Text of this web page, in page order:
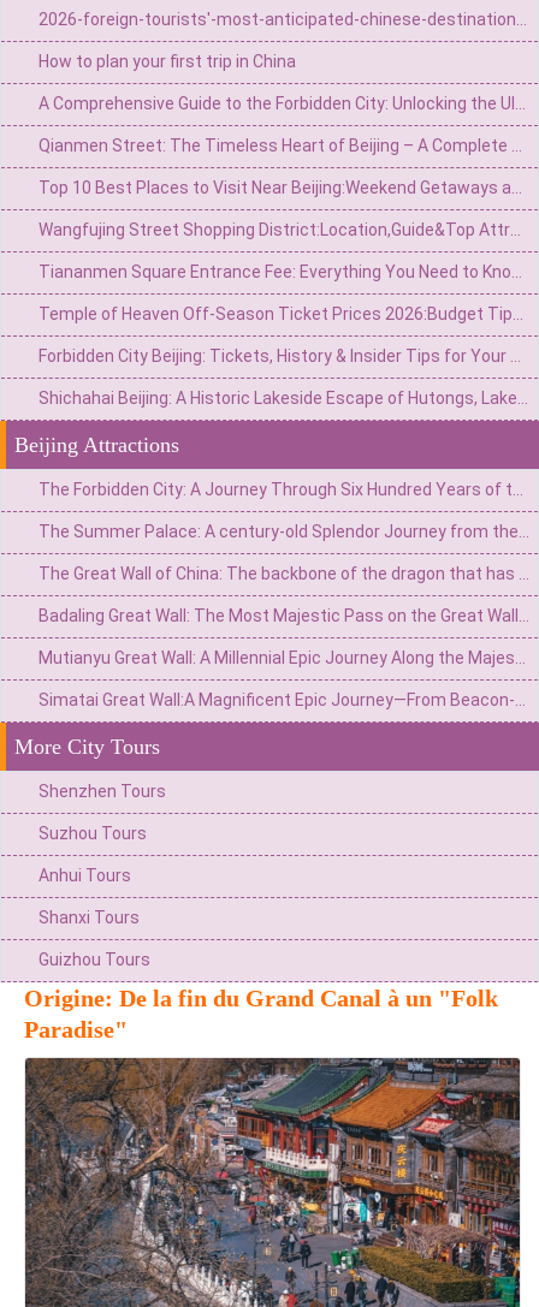
How to plan your first trip in China
Beijing Attractions
More City Tours
Shenzhen Tours
Suzhou Tours
Anhui Tours
Shanxi Tours
Guizhou Tours
Origine: De la fin du Grand Canal à un "Folk
Paradise"